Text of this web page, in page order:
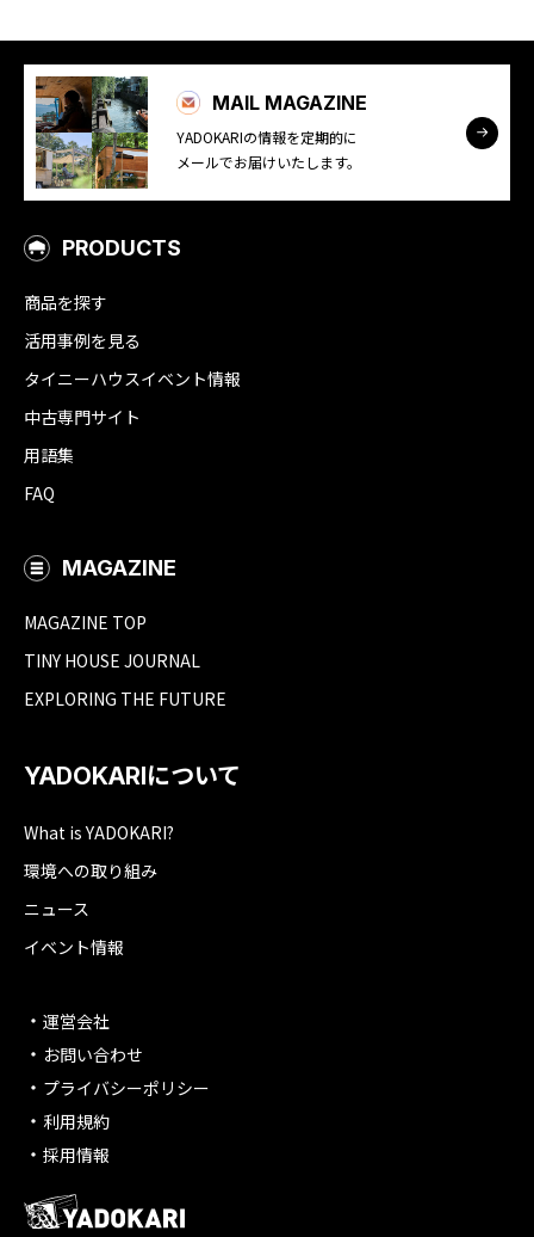
MAIL MAGAZINE
YADOKARIの情報を定期的に
メールでお届けいたします。
PRODUCTS
商品を探す
活用事例を見る
タイニーハウスイベント情報
中古専門サイト
用語集
FAQ
MAGAZINE
MAGAZINE TOP
TINY HOUSE JOURNAL
EXPLORING THE FUTURE
YADOKARIについて
What is YADOKARI?
環境への取り組み
ニュース
イベント情報
運営会社
お問い合わせ
プライバシーポリシー
利用規約
採用情報